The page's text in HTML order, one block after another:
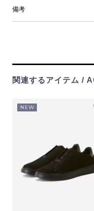
備考
関連するアイテム /
NEW